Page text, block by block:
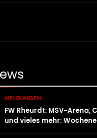
MELDUNGEN
FW Rheurdt: MSV-Arena,
und vieles mehr: